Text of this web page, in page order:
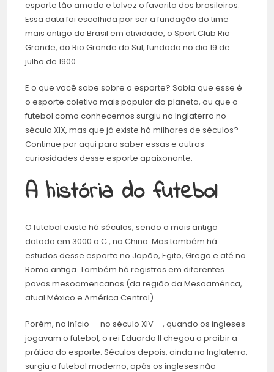
esporte tão amado e talvez o favorito dos brasileiros.
Essa data foi escolhida por ser a fundação do time
mais antigo do Brasil em atividade, o Sport Club Rio
Grande, do Rio Grande do Sul, fundado no dia 19 de
julho de 1900.
E o que você sabe sobre o esporte? Sabia que esse é
o esporte coletivo mais popular do planeta, ou que o
futebol como conhecemos surgiu na Inglaterra no
século XIX, mas que já existe há milhares de séculos?
Continue por aqui para saber essas e outras
curiosidades desse esporte apaixonante.
A história do futebol
O futebol existe há séculos, sendo o mais antigo
datado em 3000 a.C., na China. Mas também há
estudos desse esporte no Japão, Egito, Grego e até na
Roma antiga. Também há registros em diferentes
povos mesoamericanos (da região da Mesoamérica,
atual México e América Central).
Porém, no início — no século XIV —, quando os ingleses
jogavam o futebol, o rei Eduardo II chegou a proibir a
prática do esporte. Séculos depois, ainda na Inglaterra,
surgiu o futebol moderno, após os ingleses não